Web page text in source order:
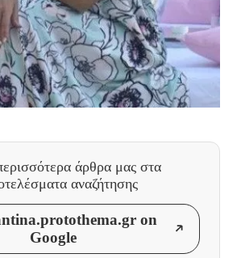
άρθρα μας στα
αναζήτησης
on
Google